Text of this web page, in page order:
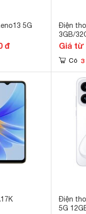
5G
đ
Điện
3GB/
Giá từ
Có 3
Điện
5G